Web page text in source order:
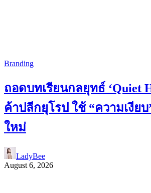
Branding
ถอดบทเรียนกลยุทธ์ ‘Quiet
ค้าปลีกยุโรป ใช้ “ความเงียบ
ใหม่
LadyBee
August 6, 2026